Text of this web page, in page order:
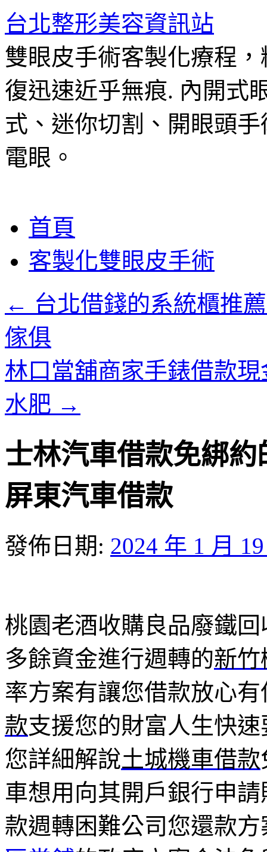
台北整形美容資訊站
雙眼皮手術客製化療程
復迅速近乎無痕. 內開式
式、迷你切割、開眼頭
電眼。
至
要
首頁
客製化雙眼皮手術
← 台北借錢的系統櫃推
傢俱
林口當舖商家手錶借款
水肥 →
士林汽車借款免綁
屏東汽車借款
發佈日期: 2024 年 1 月
桃園老酒收購良品廢鐵回
多餘資金進行週轉的新竹
率方案有讓您借款放心
款支援您的財富人生快
您詳細解說土城機車借款
車想用向其開戶銀行申請
款週轉困難公司您還款